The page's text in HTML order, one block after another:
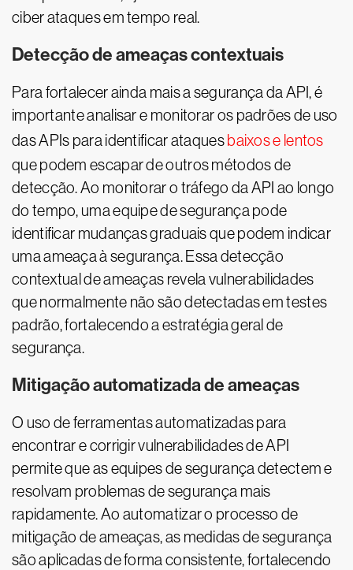
ciber ataques em tempo real.
Detecção de ameaças contextuais
Para fortalecer ainda mais a segurança da API, é
importante analisar e monitorar os padrões de uso
das APIs para identificar ataques baixos e lentos
que podem escapar de outros métodos de
detecção. Ao monitorar o tráfego da API ao longo
do tempo, uma equipe de segurança pode
identificar mudanças graduais que podem indicar
uma ameaça à segurança. Essa detecção
contextual de ameaças revela vulnerabilidades
que normalmente não são detectadas em testes
padrão, fortalecendo a estratégia geral de
segurança.
Mitigação automatizada de ameaças
O uso de ferramentas automatizadas para
encontrar e corrigir vulnerabilidades de API
permite que as equipes de segurança detectem e
resolvam problemas de segurança mais
rapidamente. Ao automatizar o processo de
mitigação de ameaças, as medidas de segurança
são aplicadas de forma consistente, fortalecendo